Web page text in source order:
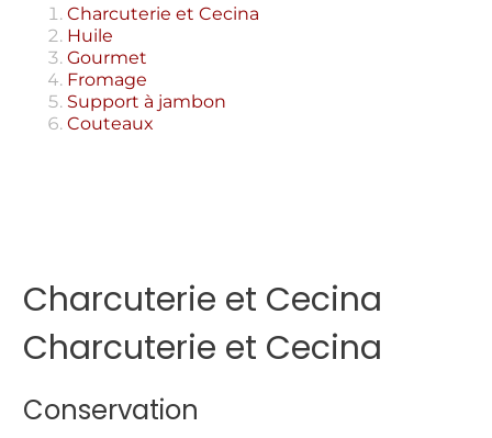
Charcuterie et Cecina
Huile
Gourmet
Fromage
Support à jambon
Couteaux
Charcuterie et Cecina
Charcuterie et Cecina
Conservation